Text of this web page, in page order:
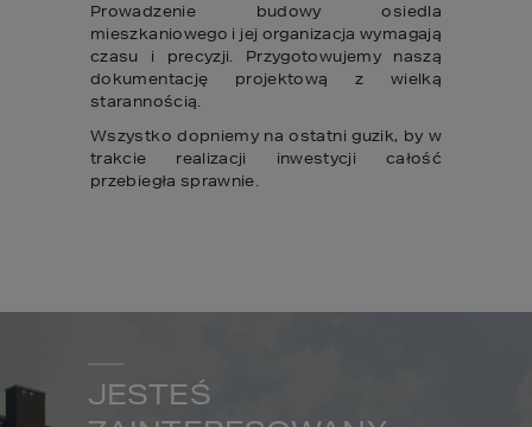
Prowadzenie budowy osiedla
mieszkaniowego i jej organizacja wymagają
czasu i precyzji. Przygotowujemy naszą
dokumentację projektową z wielką
starannością.
Wszystko dopniemy na ostatni guzik, by w
trakcie realizacji inwestycji całość
przebiegła sprawnie.
JESTEŚ